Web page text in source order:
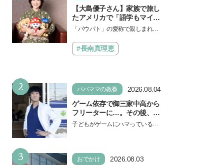
【大島優子さん】家族で旅し
たアメリカで「語学もマイン
ドも！ 子どもの成長はすごか
『パウ・パトロール ザ・ダイ
ノ・ムービー』ではあきらめ
「パウパト」の愛称で親しまれる
の劇場版シリーズ第3弾、映画『パ
ウ・パトロール ザ…
#長南真理恵
2 パパママの教養
2026.08.04
ゲーム依存で御三家中高から
フリーターに…。その後、医
学部へ逆転合格した現役医師
子どもがゲームにハマっている
3 おでかけ
2026.08.03